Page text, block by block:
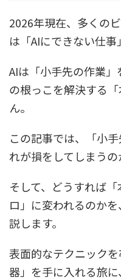
2026年現在、多くの
は「AIにできない仕事
AIは「小手先の作業
の根っこを解決する
ん。
この記事では、「小
れが損をしてしまうの
そして、どうすれば
ロ」に変われるのか
説します。
表面的なテクニック
器」を手に入れる旅